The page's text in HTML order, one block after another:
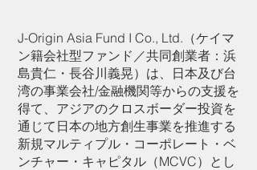
J-Origin Asia Fund I Co., Ltd.（ケイマ
ン籍会社型ファンド／共同創業者：浜
島貴仁・長谷川義晃）は、日本及び台
湾の事業会社/金融機関等からの支援を
得て、アジアのクロスボーダー投資を
通じて日本の地方創生事業を推進する
新規マルティプル・コーポレート・ベ
ンチャー・キャピタル（MCVC）とし